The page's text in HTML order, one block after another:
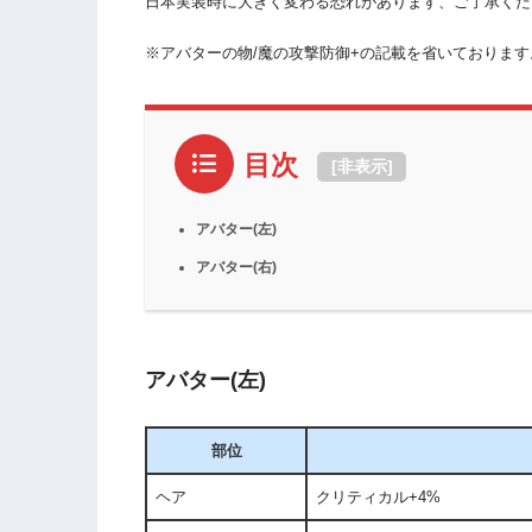
※アバターの物/魔の攻撃防御+の記載を省いております
目次 [非表示]
アバター(左)
アバター(右)
アバター(左)
部位
ヘア クリティカル+4%